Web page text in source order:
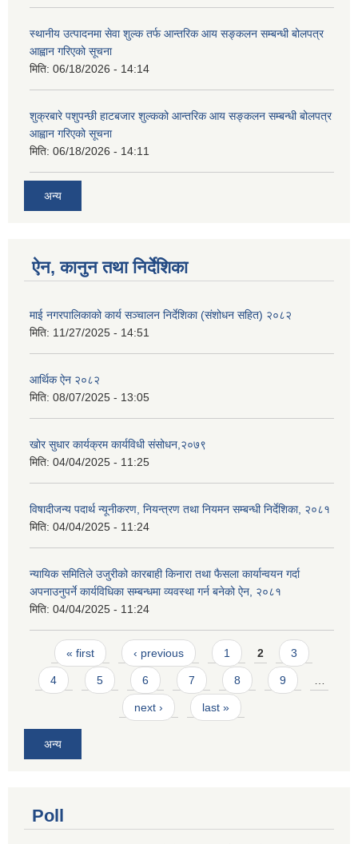
स्थानीय उत्पादनमा सेवा शुल्क तर्फ आन्तरिक आय सङ्कलन सम्बन्धी बोलपत्र
आह्वान गरिएको सूचना
मिति: 06/18/2026 - 14:14
शुक्रबारे पशुपन्छी हाटबजार शुल्कको आन्तरिक आय सङ्कलन सम्बन्धी बोलपत्र
आह्वान गरिएको सूचना
मिति: 06/18/2026 - 14:11
अन्य
ऐन, कानुन तथा निर्देशिका
माई नगरपालिकाको कार्य सञ्चालन निर्देशिका (संशोधन सहित) २०८२
मिति: 11/27/2025 - 14:51
आर्थिक ऐन २०८२
मिति: 08/07/2025 - 13:05
खोर सुधार कार्यक्रम कार्यविधी संसोधन,२०७९
मिति: 04/04/2025 - 11:25
विषादीजन्य पदार्थ न्यूनीकरण, नियन्त्रण तथा नियमन सम्बन्धी निर्देशिका, २०८१
मिति: 04/04/2025 - 11:24
न्यायिक समितिले उजुरीको कारबाही किनारा तथा फैसला कार्यान्वयन गर्दा
अपनाउनुपर्ने कार्यविधिका सम्बन्धमा व्यवस्था गर्न बनेको ऐन, २०८१
मिति: 04/04/2025 - 11:24
Pages
« first ‹ previous 1 2 3
4 5 6 7 8 9
next › last »
अन्य
Poll